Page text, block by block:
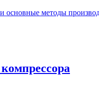
основные методы